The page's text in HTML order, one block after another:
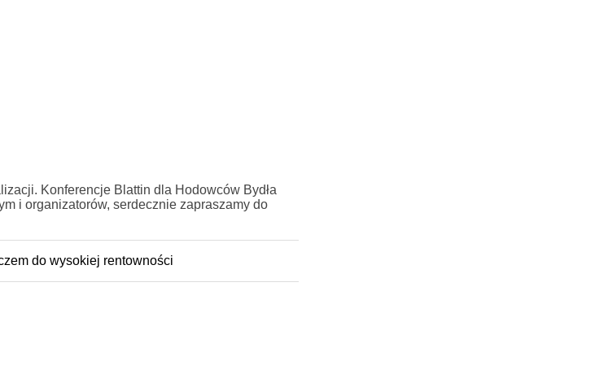
Konferencje Blattin dla Hodowców Bydła
i organizatorów, serdecznie zapraszamy do
do wysokiej rentowności